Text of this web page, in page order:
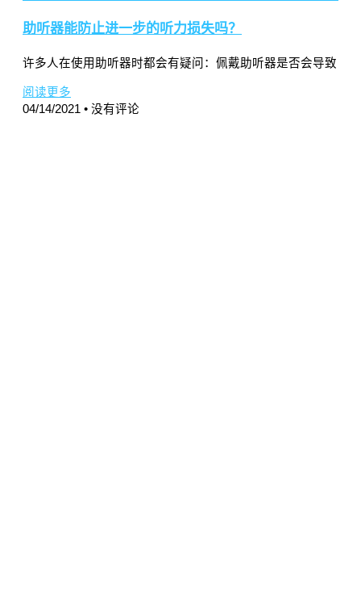
助听器能防止进一步的听力损失吗？
许多人在使用助听器时都会有疑问：佩戴助听器是否会导致
阅读更多
04/14/2021
没有评论